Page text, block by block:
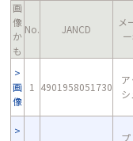
画
像
か
も
No. JANCD
メ
画
像
1 4901958051730
ア
シ
プ